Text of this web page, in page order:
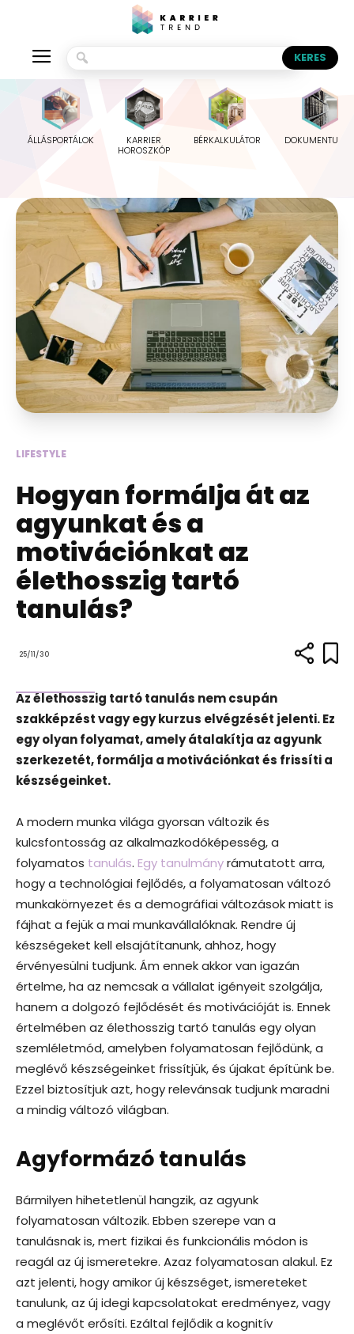
ÁLLÁSPORTÁLOK
KARRIER
HOROSZKÓP
BÉRKALKULÁTOR
LIFESTYLE
Hogyan formálja át az
agyunkat és a
motivációnkat az
élethosszig tartó
tanulás?
25/11/30
Az élethosszig tartó tanulás nem csupán
szakképzést vagy egy kurzus elvégzését jelenti. Ez
egy olyan folyamat, amely átalakítja az agyunk
szerkezetét, formálja a motivációnkat és frissíti a
készségeinket.
A modern munka világa gyorsan változik és
kulcsfontosság az alkalmazkodóképesség, a
folyamatos tanulás. Egy tanulmányrámutatott arra,
hogy a technológiai fejlődés, a folyamatosan változó
munkakörnyezet és a demográfiai változások miatt is
fájhat a fejük a mai munkavállalóknak. Rendre új
készségeket kell elsajátítanunk, ahhoz, hogy
érvényesülni tudjunk. Ám ennek akkor van igazán
értelme, ha az nemcsak a vállalat igényeit szolgálja,
hanem a dolgozó fejlődését és motivációját is. Ennek
értelmében az élethosszig tartó tanulás egy olyan
szemléletmód, amelyben folyamatosan fejlődünk, a
meglévő készségeinket frissítjük, és újakat építünk be.
Ezzel biztosítjuk azt, hogy relevánsak tudjunk maradni
a mindig változó világban.
Agyformázó tanulás
Bármilyen hihetetlenül hangzik, az agyunk
folyamatosan változik. Ebben szerepe van a
tanulásnak is, mert fizikai és funkcionális módon is
reagál az új ismeretekre. Azaz folyamatosan alakul. Ez
azt jelenti, hogy amikor új készséget, ismereteket
tanulunk, az új idegi kapcsolatokat eredményez, vagy
a meglévőt erősíti. Ezáltal fejlődik a kognitív